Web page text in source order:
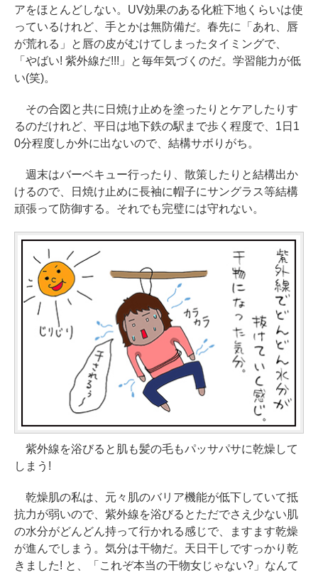
アをほとんどしない。UV効果のある化粧下地くらいは使
っているけれど、手とかは無防備だ。春先に「あれ、唇
が荒れる」と唇の皮がむけてしまったタイミングで、
「やばい! 紫外線だ!!!」と毎年気づくのだ。学習能力が低
い(笑)。
その合図と共に日焼け止めを塗ったりとケアしたりす
るのだけれど、平日は地下鉄の駅まで歩く程度で、1日1
0分程度しか外に出ないので、結構サボりがち。
週末はバーベキュー行ったり、散策したりと結構出か
けるので、日焼け止めに長袖に帽子にサングラス等結構
頑張って防御する。それでも完璧には守れない。
紫外線を浴びると肌も髪の毛もパッサパサに乾燥して
しまう!
乾燥肌の私は、元々肌のバリア機能が低下していて抵
抗力が弱いので、紫外線を浴びるとただでさえ少ない肌
の水分がどんどん持って行かれる感じで、ますます乾燥
が進んでしまう。気分は干物だ。天日干しですっかり乾
きました! と、「これぞ本当の干物女じゃない?」なんて